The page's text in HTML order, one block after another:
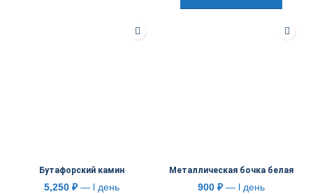
Бутафорский камин
5,250 ₽— l день
Металлическая бочка белая
900 ₽— l день